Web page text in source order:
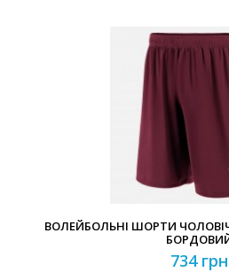
ВОЛЕЙБОЛЬНІ ШОРТИ ЧОЛОВІЧІ
734 грн